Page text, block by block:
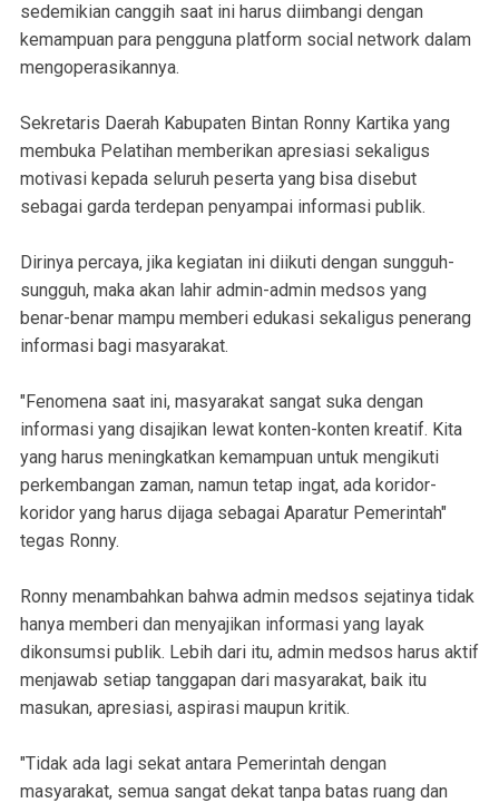
sedemikian canggih saat ini harus diimbangi dengan
kemampuan para pengguna platform social network dalam
mengoperasikannya.
Sekretaris Daerah Kabupaten Bintan Ronny Kartika yang
membuka Pelatihan memberikan apresiasi sekaligus
motivasi kepada seluruh peserta yang bisa disebut
sebagai garda terdepan penyampai informasi publik.
Dirinya percaya, jika kegiatan ini diikuti dengan sungguh-
sungguh, maka akan lahir admin-admin medsos yang
benar-benar mampu memberi edukasi sekaligus penerang
informasi bagi masyarakat.
"Fenomena saat ini, masyarakat sangat suka dengan
informasi yang disajikan lewat konten-konten kreatif. Kita
yang harus meningkatkan kemampuan untuk mengikuti
perkembangan zaman, namun tetap ingat, ada koridor-
koridor yang harus dijaga sebagai Aparatur Pemerintah"
tegas Ronny.
Ronny menambahkan bahwa admin medsos sejatinya tidak
hanya memberi dan menyajikan informasi yang layak
dikonsumsi publik. Lebih dari itu, admin medsos harus aktif
menjawab setiap tanggapan dari masyarakat, baik itu
masukan, apresiasi, aspirasi maupun kritik.
"Tidak ada lagi sekat antara Pemerintah dengan
masyarakat, semua sangat dekat tanpa batas ruang dan